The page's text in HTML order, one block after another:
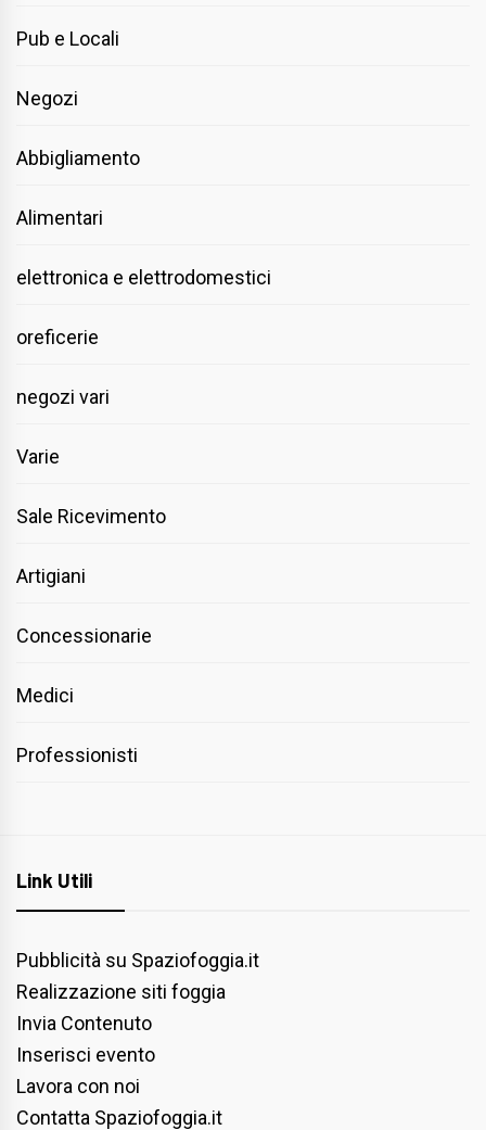
Pub e Locali
Negozi
Abbigliamento
Alimentari
elettronica e elettrodomestici
oreficerie
negozi vari
Varie
Sale Ricevimento
Artigiani
Concessionarie
Medici
Professionisti
Link Utili
Pubblicità su Spaziofoggia.it
Realizzazione siti foggia
Invia Contenuto
Inserisci evento
Lavora con noi
Contatta Spaziofoggia.it